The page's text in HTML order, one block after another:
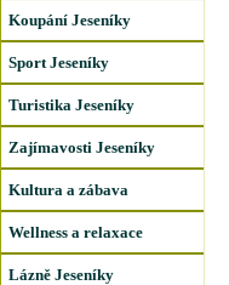
Koupání Jeseníky
Sport Jeseníky
Turistika Jeseníky
Zajímavosti Jeseníky
Kultura a zábava
Wellness a relaxace
Lázně Jeseníky